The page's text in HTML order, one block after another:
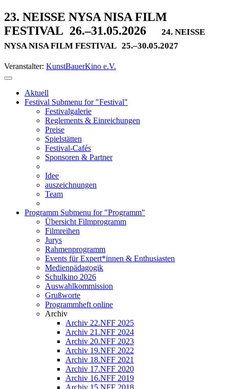
23. NEISSE NYSA NISA FILM
FESTIVAL 26.–31.05.2026
24. NEISSE
NYSA NISA FILM FESTIVAL 25.–30.05.2027
Veranstalter: KunstBauerKino e.V.
Aktuell
Festival Submenu for "Festival"
Festivalgalerie
Reglements & Einreichungen
Preise
Spielstätten
Festival-Cafés
Sponsoren & Partner
Idee
auszeichnungen
Team
Programm Submenu for "Programm"
Übersicht Filmprogramm
Filmreihen
Jurys
Rahmenprogramm
Events für Expert*innen & Enthusiasten
Medienpädagogik
Schulkino 2026
Auswahlkommission
Grußworte
Programmheft online
Archiv
Archiv 22.NFF 2025
Archiv 21.NFF 2024
Archiv 20.NFF 2023
Archiv 19.NFF 2022
Archiv 18.NFF 2021
Archiv 17.NFF 2020
Archiv 16.NFF 2019
Archiv 15.NFF 2018